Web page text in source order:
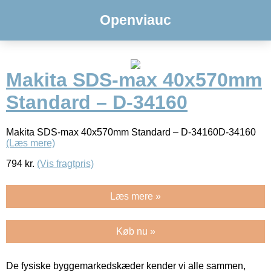
Openviauc
Makita SDS-max 40x570mm
Standard – D-34160
Makita SDS-max 40x570mm Standard – D-34160D-34160
(Læs mere)
794 kr. (Vis fragtpris)
Læs mere »
Køb nu »
De fysiske byggemarkedskæder kender vi alle sammen,